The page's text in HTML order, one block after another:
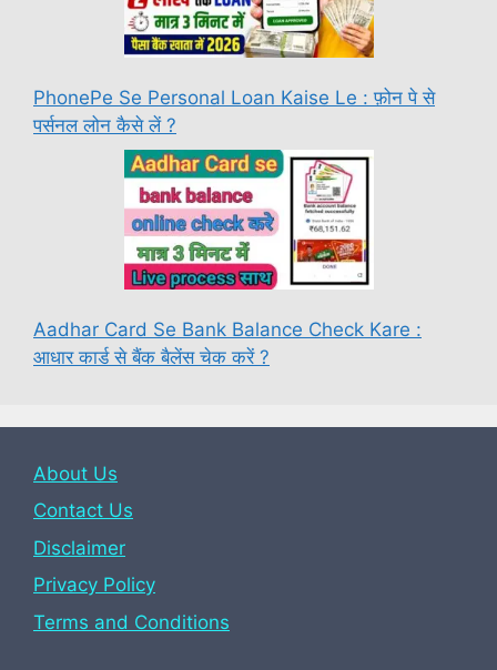
PhonePe Se Personal Loan Kaise Le : फ़ोन पे से
पर्सनल लोन कैसे लें ?
Aadhar Card Se Bank Balance Check Kare :
आधार कार्ड से बैंक बैलेंस चेक करें ?
About Us
Contact Us
Disclaimer
Privacy Policy
Terms and Conditions